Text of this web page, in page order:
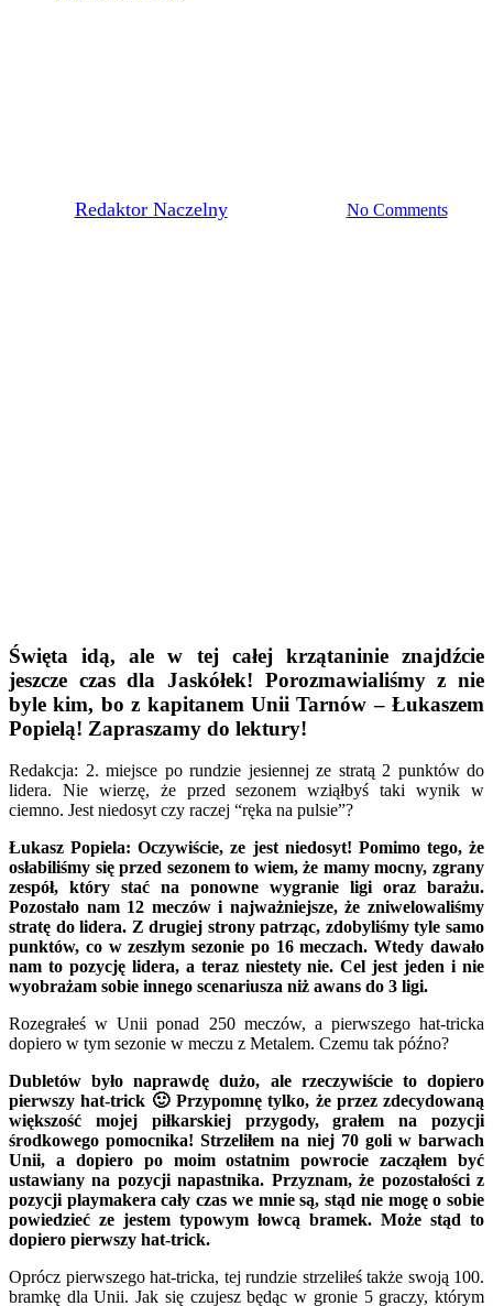
Redaktor Naczelny23 grudnia, 2020 No Comments
Święta idą, ale w tej całej krzątaninie znajdźcie
jeszcze czas dla Jaskółek! Porozmawialiśmy z nie
byle kim, bo z kapitanem Unii Tarnów – Łukaszem
Popielą! Zapraszamy do lektury!
Redakcja: 2. miejsce po rundzie jesiennej ze stratą 2 punktów do
lidera. Nie wierzę, że przed sezonem wziąłbyś taki wynik w
ciemno. Jest niedosyt czy raczej “ręka na pulsie”?
Łukasz Popiela: Oczywiście, ze jest niedosyt! Pomimo tego, że
osłabiliśmy się przed sezonem to wiem, że mamy mocny, zgrany
zespół, który stać na ponowne wygranie ligi oraz barażu.
Pozostało nam 12 meczów i najważniejsze, że zniwelowaliśmy
stratę do lidera. Z drugiej strony patrząc, zdobyliśmy tyle samo
punktów, co w zeszłym sezonie po 16 meczach. Wtedy dawało
nam to pozycję lidera, a teraz niestety nie. Cel jest jeden i nie
wyobrażam sobie innego scenariusza niż awans do 3 ligi.
Rozegrałeś w Unii ponad 250 meczów, a pierwszego hat-tricka
dopiero w tym sezonie w meczu z Metalem. Czemu tak późno?
Dubletów było naprawdę dużo, ale rzeczywiście to dopiero
pierwszy hat-trick 🙂 Przypomnę tylko, że przez zdecydowaną
większość mojej piłkarskiej przygody, grałem na pozycji
środkowego pomocnika! Strzeliłem na niej 70 goli w barwach
Unii, a dopiero po moim ostatnim powrocie zacząłem być
ustawiany na pozycji napastnika. Przyznam, że pozostałości z
pozycji playmakera cały czas we mnie są, stąd nie mogę o sobie
powiedzieć ze jestem typowym łowcą bramek. Może stąd to
dopiero pierwszy hat-trick.
Oprócz pierwszego hat-tricka, tej rundzie strzeliłeś także swoją 100.
bramkę dla Unii. Jak się czujesz będąc w gronie 5 graczy, którym